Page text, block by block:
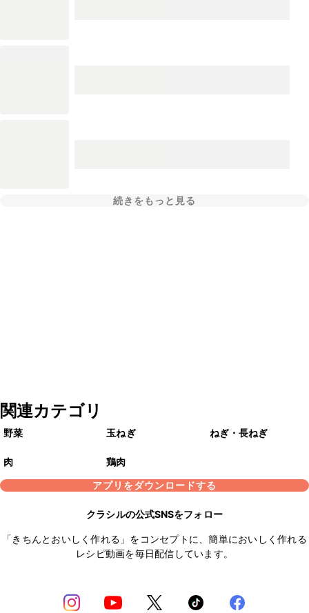
続きをもっと見る
関連カテゴリ
野菜 玉ねぎ ねぎ・長ねぎ
肉
鶏肉
アプリをダウンロードする
クラシルの公式SNSをフォロー
「きちんとおいしく作れる」をコンセプトに、簡単においしく作れる
レシピ動画を毎日配信しています。